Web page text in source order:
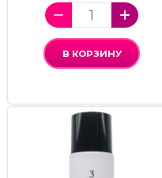
В КОРЗИНУ